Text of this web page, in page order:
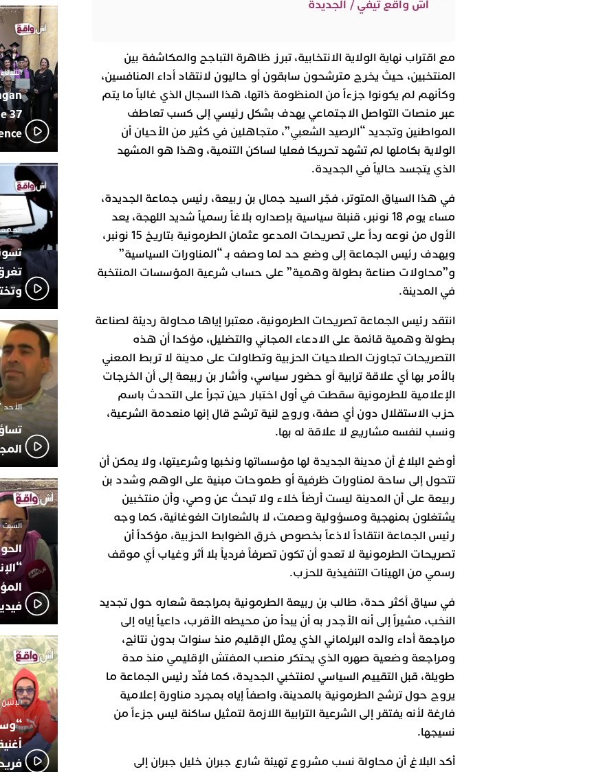
أش واقع تيفي / الجديدة
مع اقتراب نهاية الولاية الانتخابية، تبرز ظاهرة التباجح والمكاشفة بين
المنتخبين، حيث يخرج مترشحون سابقون أو حاليون لانتقاد أداء المنافسين،
وكأنهم لم يكونوا جزءاً من المنظومة ذاتها، هذا السجال الذي غالباً ما يتم
عبر منصات التواصل الاجتماعي يهدف بشكل رئيسي إلى كسب تعاطف
المواطنين وتجديد “الرصيد الشعبي”، متجاهلين في كثير من الأحيان أن
الولاية بكاملها لم تشهد تحريكا فعليا لساكن التنمية، وهذا هو المشهد
الذي يتجسد حالياً في الجديدة.
في هذا السياق المتوتر، فجّر السيد جمال بن ربيعة، رئيس جماعة الجديدة،
مساء يوم 18 نونبر، قنبلة سياسية بإصداره بلاغاً رسمياً شديد اللهجة، يعد
الأول من نوعه رداً على تصريحات المدعو عثمان الطرمونية بتاريخ 15 نونبر،
ويهدف رئيس الجماعة إلى وضع حد لما وصفه بـ “المناورات السياسية”
و”محاولات صناعة بطولة وهمية” على حساب شرعية المؤسسات المنتخبة
في المدينة.
انتقد رئيس الجماعة تصريحات الطرمونية، معتبرا إياها محاولة رديئة لصناعة
بطولة وهمية قائمة على الادعاء المجاني والتضليل، مؤكدا أن هذه
التصريحات تجاوزت الصلاحيات الحزبية وتطاولت على مدينة لا تربط المعني
بالأمر بها أي علاقة ترابية أو حضور سياسي، وأشار بن ربيعة إلى أن الخرجات
الإعلامية للطرمونية سقطت في أول اختبار حين تجرأ على التحدث باسم
حزب الاستقلال دون أي صفة، وروج لنية ترشح قال إنها منعدمة الشرعية،
ونسب لنفسه مشاريع لا علاقة له بها.
أوضح البلاغ أن مدينة الجديدة لها مؤسساتها ونخبها وشرعيتها، ولا يمكن أن
تتحول إلى ساحة لمناورات ظرفية أو طموحات مبنية على الوهم وشدد بن
ربيعة على أن المدينة ليست أرضاً خلاء ولا تبحث عن وصي، وأن منتخبين
يشتغلون بمنهجية ومسؤولية وصمت، لا بالشعارات الغوغائية، كما وجه
رئيس الجماعة انتقاداً لاذعاً بخصوص خرق الضوابط الحزبية، مؤكداً أن
تصريحات الطرمونية لا تعدو أن تكون تصرفاً فردياً بلا أثر وغياب أي موقف
رسمي من الهيئات التنفيذية للحزب.
في سياق أكثر حدة، طالب بن ربيعة الطرمونية بمراجعة شعاره حول تجديد
النخب، مشيراً إلى أنه الأجدر به أن يبدأ من محيطه الأقرب، داعياً إياه إلى
مراجعة أداء والده البرلماني الذي يمثل الإقليم منذ سنوات بدون نتائج،
ومراجعة وضعية صهره الذي يحتكر منصب المفتش الإقليمي منذ مدة
طويلة، قبل التقييم السياسي لمنتخبي الجديدة، كما فنّد رئيس الجماعة ما
يروج حول ترشح الطرمونية بالمدينة، واصفاً إياه بمجرد مناورة إعلامية
فارغة لأنه يفتقر إلى الشرعية الترابية اللازمة لتمثيل ساكنة ليس جزءاً من
نسيجها.
أكد البلاغ أن محاولة نسب مشروع تهيئة شارع جبران خليل جبران إلى
13:02 محمد
22:36 أبوظبي
العرش
بن زايد
13:30دنيا
بأداء
19:11يقظة
مثيرة
بالجديدة
17:27اتحاد
دورة
الثلاثاء 10 مارس 2026 -
37
الجمعة 26 ديسمبر
الأحد 7 ديسمبر 2025 - 21:42
السبت 18 أكتوبر 2025 - 14:35
الإثنين 6 أكتوبر 2025 - 17:31
فريد